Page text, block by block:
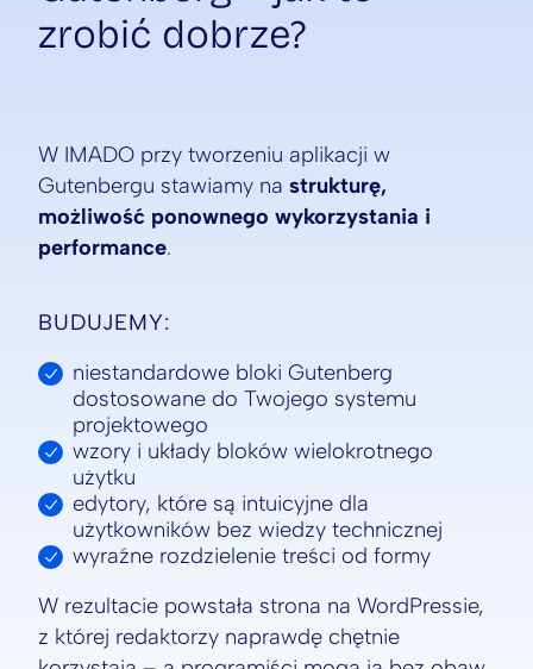
zrobić dobrze?
W IMADO przy tworzeniu aplikacji w
Gutenbergu stawiamy na strukturę,
możliwość ponownego wykorzystania i
performance.
BUDUJEMY:
niestandardowe bloki Gutenberg
dostosowane do Twojego systemu
projektowego
wzory i układy bloków wielokrotnego
użytku
edytory, które są intuicyjne dla
użytkowników bez wiedzy technicznej
wyraźne rozdzielenie treści od formy
W rezultacie powstała strona na WordPressie,
z której redaktorzy naprawdę chętnie